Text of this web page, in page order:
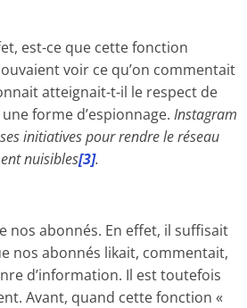
est-ce que cette fonction
voir ce qu’on commentait
atteignait-t-il le respect de
forme d’espionnage. Instagram
initiatives pour rendre le réseau
nuisibles[3].
nos abonnés. En effet, il suffisait
nos abonnés likait, commentait,
d’information. Il est toutefois
Avant, quand cette fonction «